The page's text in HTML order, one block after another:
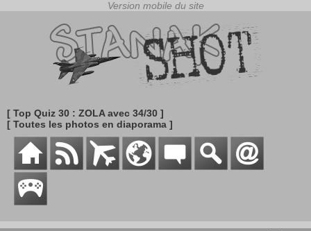
[ Top Quiz 30 : ZOLA avec 34/30 ]
[ Toutes les photos en diaporama ]